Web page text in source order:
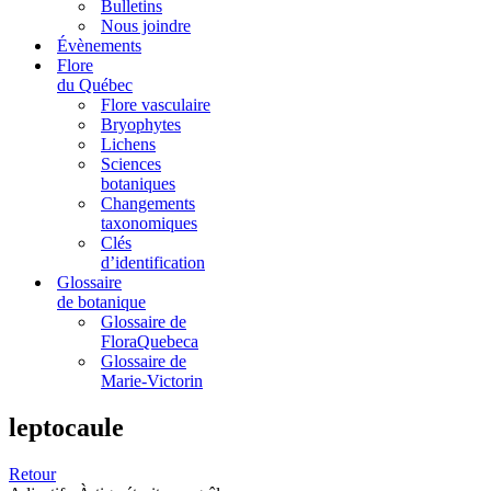
Bulletins
Nous joindre
Évènements
Flore
du Québec
Flore vasculaire
Bryophytes
Lichens
Sciences
botaniques
Changements
taxonomiques
Clés
d’identification
Glossaire
de botanique
Glossaire de
FloraQuebeca
Glossaire de
Marie-Victorin
leptocaule
Retour